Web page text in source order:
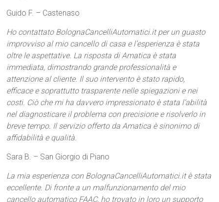
Guido F. – Castenaso
Ho contattato BolognaCancelliAutomatici.it per un guasto
improvviso al mio cancello di casa e l’esperienza è stata
oltre le aspettative. La risposta di Amatica è stata
immediata, dimostrando grande professionalità e
attenzione al cliente. Il suo intervento è stato rapido,
efficace e soprattutto trasparente nelle spiegazioni e nei
costi. Ciò che mi ha davvero impressionato è stata l’abilità
nel diagnosticare il problema con precisione e risolverlo in
breve tempo. Il servizio offerto da Amatica è sinonimo di
affidabilità e qualità.
Sara B. – San Giorgio di Piano
La mia esperienza con BolognaCancelliAutomatici.it è stata
eccellente. Di fronte a un malfunzionamento del mio
cancello automatico FAAC, ho trovato in loro un supporto